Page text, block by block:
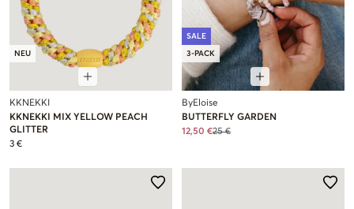
NEU
KKNEKKI
KKNEKKI MIX YELLOW PEACH
GLITTER
3 €
SALE
3-PACK
ByEloise
BUTTERFLY GARDEN
12,50 €25 €